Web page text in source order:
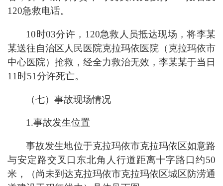
120急救电话。
10时03分许，120急救人员抵达现场，将李某
某送往自治区人民医院克拉玛依医院（克拉玛依市
中心医院）抢救，经全力救治无效，李某某于当日
11时51分许死亡。
（七）事故现场情况
1.事故发生位置
事故发生地位于克拉玛依市克拉玛依区如意路
与安定路交叉口东北角人行道距离十字路口约50
米，（尚未到达克拉玛依市克拉玛依区城区防涝通